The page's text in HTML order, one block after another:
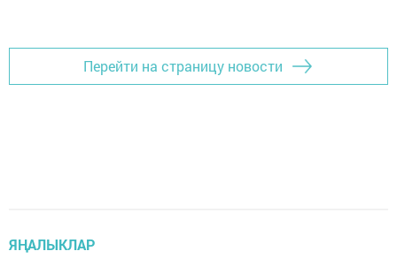
Перейти на страницу новости
ЯҢАЛЫКЛАР